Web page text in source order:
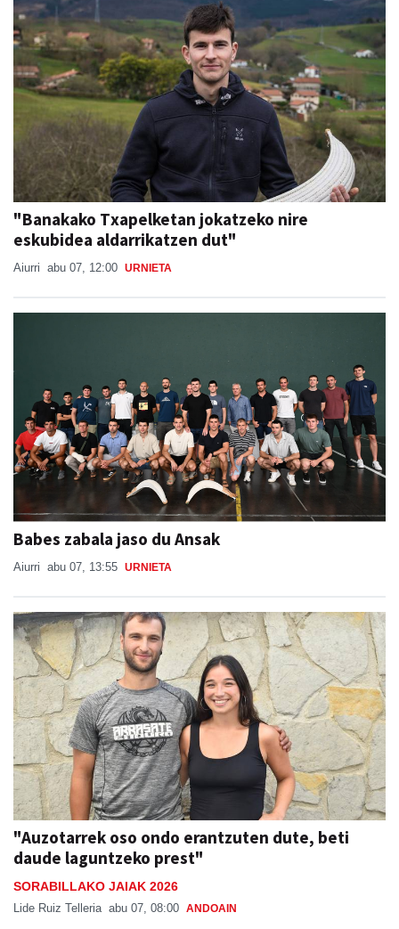
"Banakako Txapelketan jokatzeko nire
eskubidea aldarrikatzen dut"
Aiurri abu 07, 12:00 URNIETA
Babes zabala jaso du Ansak
Aiurri abu 07, 13:55 URNIETA
"Auzotarrek oso ondo erantzuten dute, beti
daude laguntzeko prest"
SORABILLAKO JAIAK 2026
Lide Ruiz Telleria abu 07, 08:00 ANDOAIN